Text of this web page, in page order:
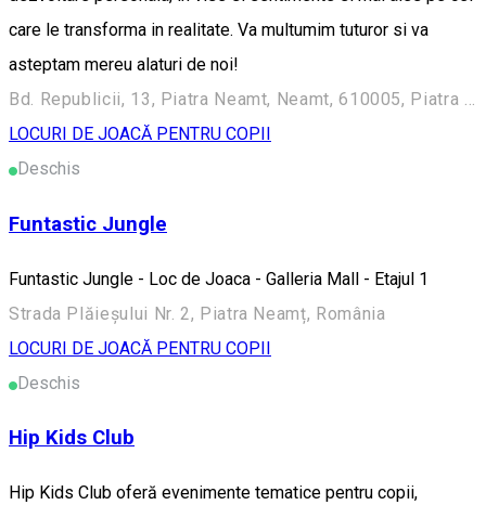
care le transforma in realitate. Va multumim tuturor si va
asteptam mereu alaturi de noi!
Bd. Republicii, 13, Piatra Neamt, Neamt, 610005, Piatra Neamț, Romania
LOCURI DE JOACĂ PENTRU COPII
Deschis
Funtastic Jungle
Funtastic Jungle - Loc de Joaca - Galleria Mall - Etajul 1
Strada Plăieșului Nr. 2, Piatra Neamț, România
LOCURI DE JOACĂ PENTRU COPII
Deschis
Hip Kids Club
Hip Kids Club oferă evenimente tematice pentru copii,